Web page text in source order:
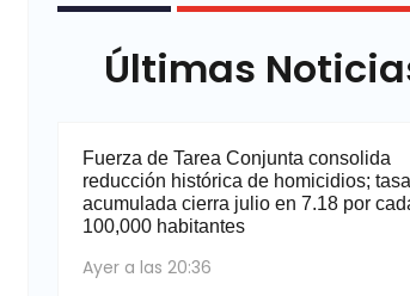
Últimas
Fuerza de Tarea Conjunta consolida
reducción histórica de homicidios; tasa
acumulada cierra julio en 7.18 por
100,000 habitantes
Ayer a las 20:36